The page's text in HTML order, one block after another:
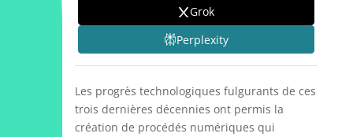
Grok
Perplexity
Les progrès technologiques fulgurants de ces
trois dernières décennies ont permis la
création de procédés numériques qui